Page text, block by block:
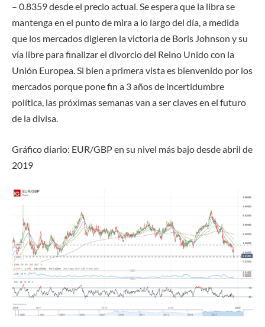
– 0.8359 desde el precio actual. Se espera que la libra se
mantenga en el punto de mira a lo largo del día, a medida
que los mercados digieren la victoria de Boris Johnson y su
vía libre para finalizar el divorcio del Reino Unido con la
Unión Europea. Si bien a primera vista es bienvenido por los
mercados porque pone fin a 3 años de incertidumbre
política, las próximas semanas van a ser claves en el futuro
de la divisa.
Gráfico diario: EUR/GBP en su nivel más bajo desde abril de
2019